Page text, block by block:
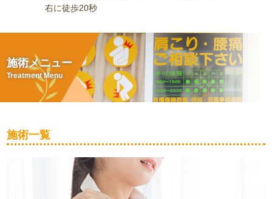
右に徒歩20秒
施術メニュー
Treatment Menu
施術一覧